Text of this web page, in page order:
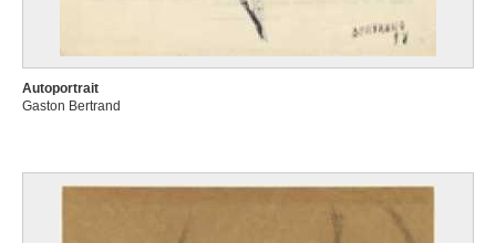
Autoportrait
Gaston Bertrand